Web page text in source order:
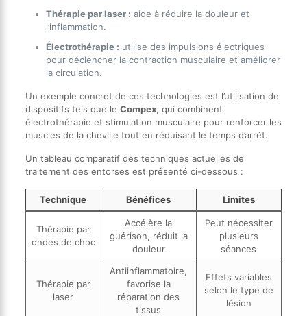
Thérapie par laser : aide à réduire la douleur et
l’inflammation.
Électrothérapie : utilise des impulsions électriques
pour déclencher la contraction musculaire et améliorer
la circulation.
Un exemple concret de ces technologies est l’utilisation de
dispositifs tels que le Compex, qui combinent
électrothérapie et stimulation musculaire pour renforcer les
muscles de la cheville tout en réduisant le temps d’arrêt.
Un tableau comparatif des techniques actuelles de
traitement des entorses est présenté ci-dessous :
Technique Bénéfices Limites
Thérapie par
ondes de choc
Accélère la
guérison, réduit la
douleur
Peut nécessiter
plusieurs
séances
Thérapie par
laser
Antiinflammatoire,
favorise la
réparation des
tissus
Effets variables
selon le type de
lésion